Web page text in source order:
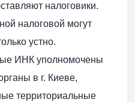
налоговики.
налоговой могут
устно.
ИНК уполномочены
в г. Киеве,
территориальные